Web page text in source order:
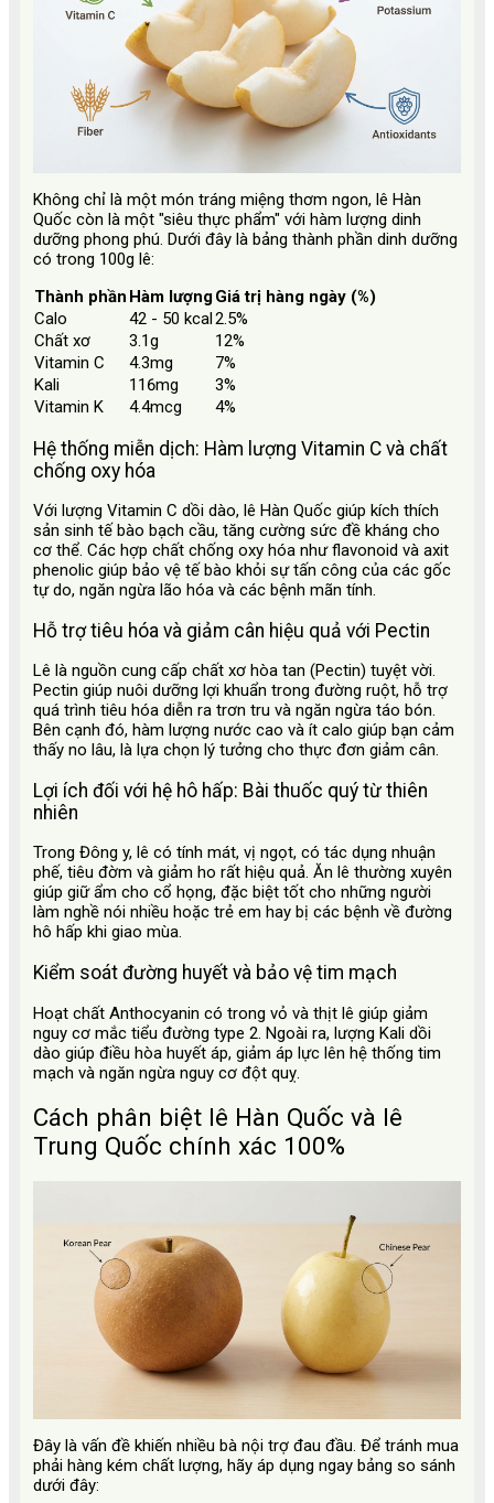
Không chỉ là một món tráng miệng thơm ngon, lê Hàn
Quốc còn là một "siêu thực phẩm" với hàm lượng dinh
dưỡng phong phú. Dưới đây là bảng thành phần dinh dưỡng
có trong 100g lê:
Thành phần Hàm lượngGiá trị hàng ngày (%)
Calo
42 - 50 kcal2.5%
Chất xơ
3.1g
12%
Vitamin C
4.3mg
7%
Kali
116mg
3%
Vitamin K
4.4mcg 4%
Hệ thống miễn dịch: Hàm lượng Vitamin C và chất
chống oxy hóa
Với lượng Vitamin C dồi dào, lê Hàn Quốc giúp kích thích
sản sinh tế bào bạch cầu, tăng cường sức đề kháng cho
cơ thể. Các hợp chất chống oxy hóa như flavonoid và axit
phenolic giúp bảo vệ tế bào khỏi sự tấn công của các gốc
tự do, ngăn ngừa lão hóa và các bệnh mãn tính.
Hỗ trợ tiêu hóa và giảm cân hiệu quả với Pectin
Lê là nguồn cung cấp chất xơ hòa tan (Pectin) tuyệt vời.
Pectin giúp nuôi dưỡng lợi khuẩn trong đường ruột, hỗ trợ
quá trình tiêu hóa diễn ra trơn tru và ngăn ngừa táo bón.
Bên cạnh đó, hàm lượng nước cao và ít calo giúp bạn cảm
thấy no lâu, là lựa chọn lý tưởng cho thực đơn giảm cân.
Lợi ích đối với hệ hô hấp: Bài thuốc quý từ thiên
nhiên
Trong Đông y, lê có tính mát, vị ngọt, có tác dụng nhuận
phế, tiêu đờm và giảm ho rất hiệu quả. Ăn lê thường xuyên
giúp giữ ẩm cho cổ họng, đặc biệt tốt cho những người
làm nghề nói nhiều hoặc trẻ em hay bị các bệnh về đường
hô hấp khi giao mùa.
Kiểm soát đường huyết và bảo vệ tim mạch
Hoạt chất Anthocyanin có trong vỏ và thịt lê giúp giảm
nguy cơ mắc tiểu đường type 2. Ngoài ra, lượng Kali dồi
dào giúp điều hòa huyết áp, giảm áp lực lên hệ thống tim
mạch và ngăn ngừa nguy cơ đột quỵ.
Cách phân biệt lê Hàn Quốc và lê
Trung Quốc chính xác 100%
Đây là vấn đề khiến nhiều bà nội trợ đau đầu. Để tránh mua
phải hàng kém chất lượng, hãy áp dụng ngay bảng so sánh
dưới đây: